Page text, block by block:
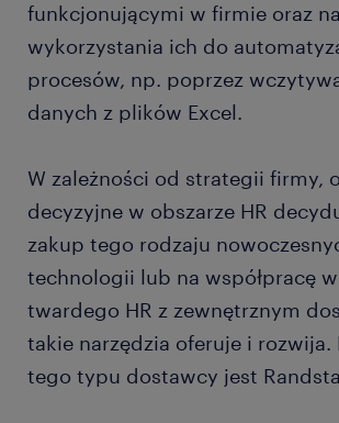
funkcjonującymi w firmie oraz
wykorzystania ich do
procesów, np. poprzez
danych z plików Excel.
W zależności od strategii firmy,
decyzyjne w obszarze HR
zakup tego rodzaju
technologii lub na współpracę
twardego HR z zewnętrznym
takie narzędzia oferuje i rozwija.
tego typu dostawcy jest